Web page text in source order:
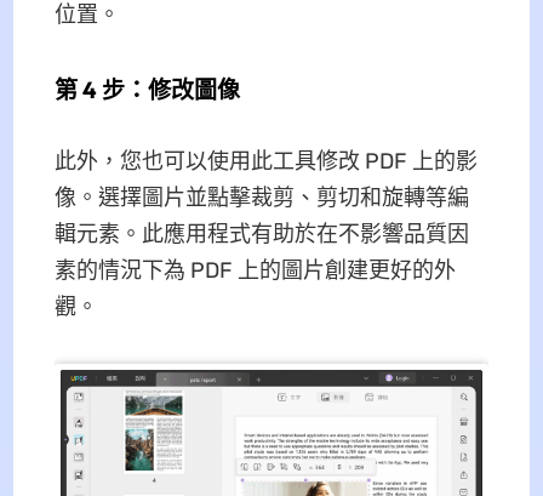
位置。
第 4 步：修改圖像
此外，您也可以使用此工具修改 PDF 上的影
像。選擇圖片並點擊裁剪、剪切和旋轉等編
輯元素。此應用程式有助於在不影響品質因
素的情況下為 PDF 上的圖片創建更好的外
觀。